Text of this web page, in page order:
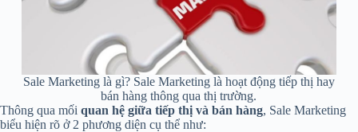
Sale Marketing là gì? Sale Marketing là hoạt động tiếp thị hay
bán hàng thông qua thị trường.
Thông qua mối quan hệ giữa tiếp thị và bán hàng, Sale Marketing
biểu hiện rõ ở 2 phương diện cụ thể như: